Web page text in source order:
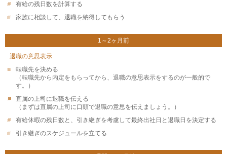
有給の残日数を計算する
家族に相談して、退職を納得してもらう
1～2ヶ月前
退職の意思表示
転職先を決める
（転職先から内定をもらってから、退職の意思表示をするのが一般的で
す。）
直属の上司に退職を伝える
（まずは直属の上司に口頭で退職の意思を伝えましょう。）
有給休暇の残日数と、引き継ぎを考慮して最終出社日と退職日を決定する
引き継ぎのスケジュールを立てる